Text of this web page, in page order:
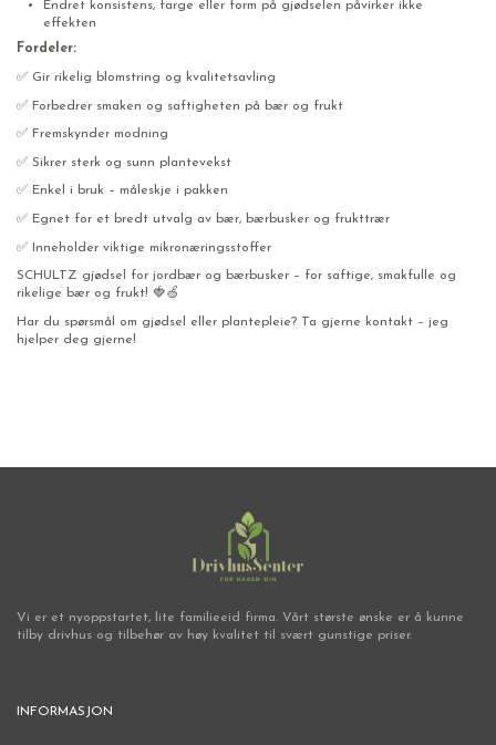
Endret konsistens, farge eller form på gjødselen påvirker ikke
effekten
Fordeler:
✅ Gir rikelig blomstring og kvalitetsavling
✅ Forbedrer smaken og saftigheten på bær og frukt
✅ Fremskynder modning
✅ Sikrer sterk og sunn plantevekst
✅ Enkel i bruk – måleskje i pakken
✅ Egnet for et bredt utvalg av bær, bærbusker og frukttrær
✅ Inneholder viktige mikronæringsstoffer
SCHULTZ gjødsel for jordbær og bærbusker – for saftige, smakfulle og
rikelige bær og frukt! 🍓🍏
Har du spørsmål om gjødsel eller plantepleie? Ta gjerne kontakt – jeg
hjelper deg gjerne!
Vi er et nyoppstartet, lite familieeid firma. Vårt største ønske er å kunne
tilby drivhus og tilbehør av høy kvalitet til svært gunstige priser.
INFORMASJON